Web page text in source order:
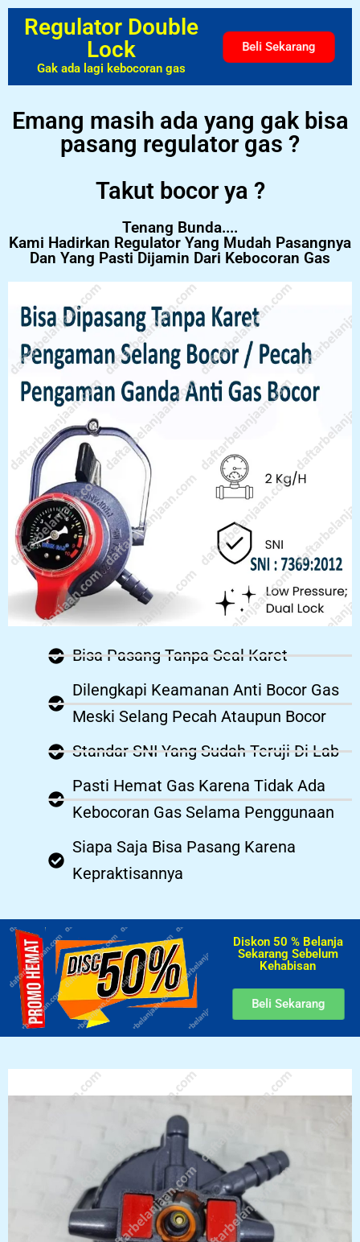
Regulator Double
Lock
Gak ada lagi kebocoran gas
Beli Sekarang
Emang masih ada yang gak bisa
pasang regulator gas ?
Takut bocor ya ?
Tenang Bunda....
Kami Hadirkan Regulator Yang Mudah Pasangnya
Dan Yang Pasti Dijamin Dari Kebocoran Gas
Bisa Pasang Tanpa Seal Karet
Dilengkapi Keamanan Anti Bocor Gas
Meski Selang Pecah Ataupun Bocor
Standar SNI Yang Sudah Teruji Di Lab
Pasti Hemat Gas Karena Tidak Ada
Kebocoran Gas Selama Penggunaan
Siapa Saja Bisa Pasang Karena
Kepraktisannya
Diskon 50 % Belanja
Sekarang Sebelum
Kehabisan​
Beli Sekarang